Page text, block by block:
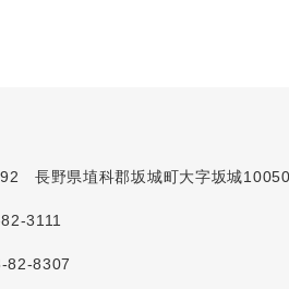
長野県埴科郡坂城町大字坂城
3111
82-8307